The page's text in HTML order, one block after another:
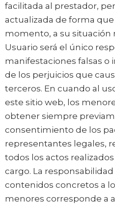
facilitada al prestador,
actualizada de forma
momento, a su situación
Usuario será el único
manifestaciones falsas o
de los perjuicios que
terceros. En cuando al
este sitio web, los
obtener siempre
consentimiento de los
representantes legales,
todos los actos
cargo. La
contenidos concretos a
menores corresponde a